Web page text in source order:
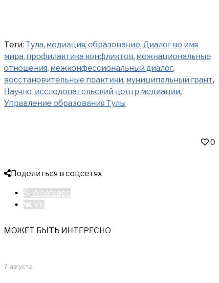
Теги: Тула, медиация, образование, Диалог во имя
мира, профилактика конфликтов, межнациональные
отношения, межконфессиональный диалог,
восстановительные практики, муниципальный грант,
Научно-исследовательский центр медиации,
Управление образования Тулы
0
Поделиться в соцсетях
Whatsapp
VK
МОЖЕТ БЫТЬ ИНТЕРЕСНО
7 августа